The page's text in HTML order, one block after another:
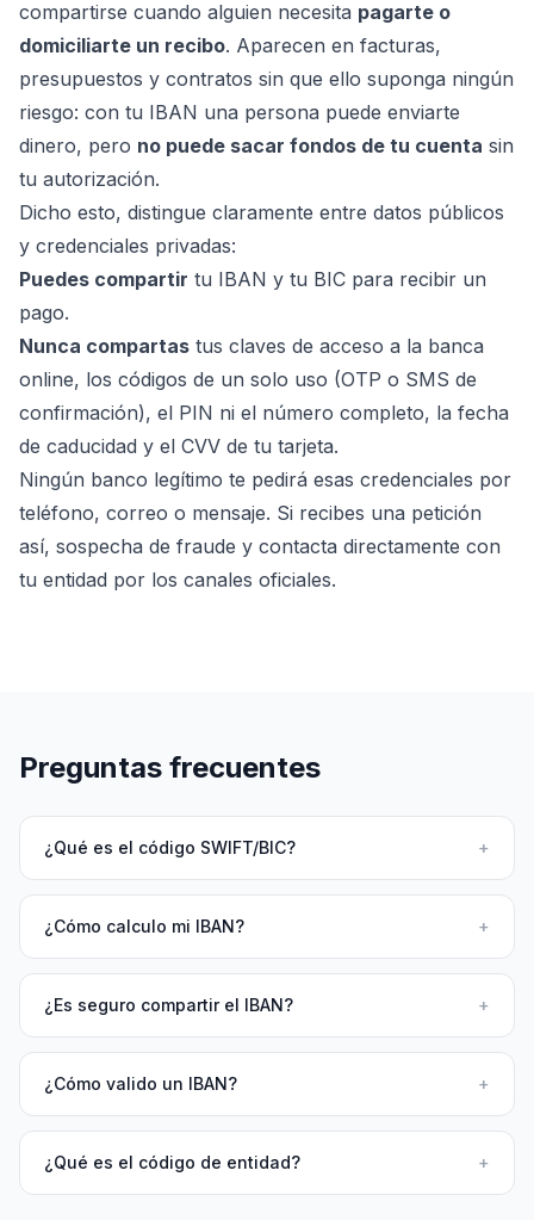
compartirse cuando alguien necesita pagarte o
domiciliarte un recibo. Aparecen en facturas,
presupuestos y contratos sin que ello suponga ningún
riesgo: con tu IBAN una persona puede enviarte
dinero, pero no puede sacar fondos de tu cuenta sin
tu autorización.
Dicho esto, distingue claramente entre datos públicos
y credenciales privadas:
Puedes compartir tu IBAN y tu BIC para recibir un
pago.
Nunca compartas tus claves de acceso a la banca
online, los códigos de un solo uso (OTP o SMS de
confirmación), el PIN ni el número completo, la fecha
de caducidad y el CVV de tu tarjeta.
Ningún banco legítimo te pedirá esas credenciales por
teléfono, correo o mensaje. Si recibes una petición
así, sospecha de fraude y contacta directamente con
tu entidad por los canales oficiales.
Preguntas frecuentes
¿Qué es el código SWIFT/BIC? +
¿Cómo calculo mi IBAN? +
¿Es seguro compartir el IBAN? +
¿Cómo valido un IBAN? +
¿Qué es el código de entidad? +